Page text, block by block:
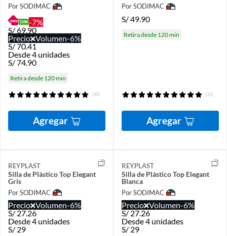
Por SODIMAC
-7%
S/69.90
Precio Volumen-6%
S/70.41
Desde 4 unidades
S/74.90
Retira desde 120 min
(30)
Agregar
Por SODIMAC
S/49.90
Retira desde 120 min
(32)
Agregar
REYPLAST
Silla de Plástico Top Elegant
Gris
Por SODIMAC
Precio Volumen-6%
S/27.26
Desde 4 unidades
S/ 29
REYPLAST
Silla de Plástico Top Elegant
Blanca
Por SODIMAC
Precio Volumen-6%
S/27.26
Desde 4 unidades
S/ 29